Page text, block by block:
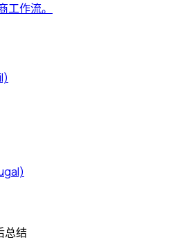
作流。
总结